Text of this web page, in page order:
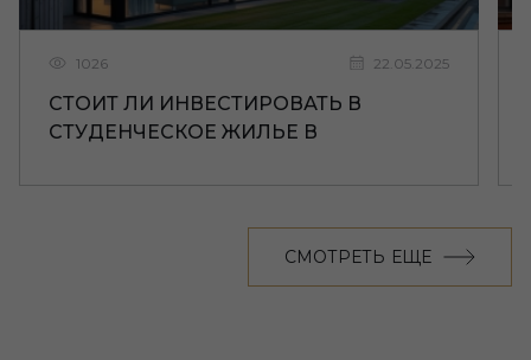
1026 22.05.2025
СТОИТ ЛИ ИНВЕСТИРОВАТЬ В
СТУДЕНЧЕСКОЕ ЖИЛЬЕ В
СМОТРЕТЬ ЕЩЕ